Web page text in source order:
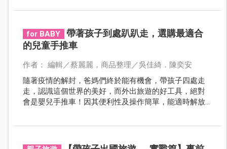
for BABY
帶著孩子到處趴趴走，選購最適合
的兒童手推車
作者： 編輯／蔡麗麗，商品整理／吳佳綺．陳奕安
隨著疫情的解封，爸媽們終於能有機會，帶孩子四處走
走，認識這個世界的美好，而外出旅遊的好工具，絕對
會是嬰兒手推車！因其便利性及操作簡單，能適時解放